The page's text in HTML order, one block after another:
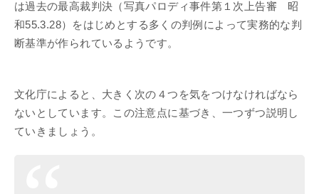
は過去の最高裁判決（写真パロディ事件第１次上告審 昭
和55.3.28）をはじめとする多くの判例によって実務的な判
断基準が作られているようです。
文化庁によると、大きく次の４つを気をつけなければなら
ないとしています。この注意点に基づき、一つずつ説明し
ていきましょう。